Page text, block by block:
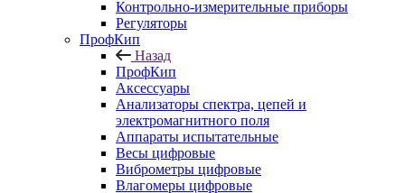
Контрольно-измерительные приборы
Регуляторы
ПрофКип
Назад
ПрофКип
Аксессуары
Анализаторы спектра, цепей и
электромагнитного поля
Аппараты испытательные
Весы цифровые
Виброметры цифровые
Влагомеры цифровые